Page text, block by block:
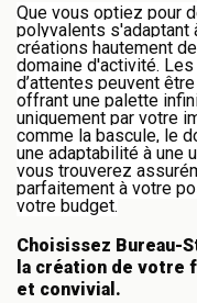
Que vous optiez pour
polyvalents s'adaptant
créations hautement
domaine d'activité.
d’attentes peuvent
offrant une palette
uniquement par votre
comme la bascule, le
une adaptabilité à une
vous trouverez
parfaitement à votre
votre budget.
Choisissez Bureau-
la création de votre
et convivial.